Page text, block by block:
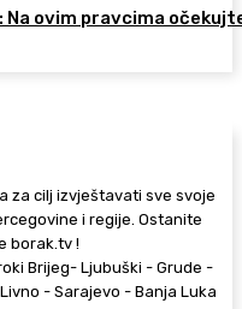
ovim pravcima
za cilj izvještavati sve svoje
i regije. Ostanite
borak.tv !
Brijeg- Ljubuški - Grude -
- Sarajevo - Banja Luka